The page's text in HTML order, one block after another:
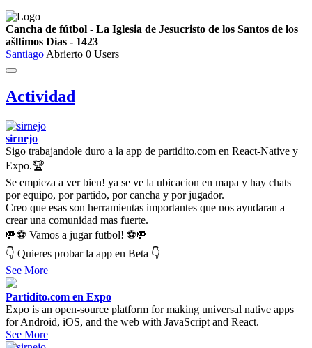
Cancha de fútbol - La Iglesia de Jesucristo de los Santos de los
ašltimos Dias - 1423
Santiago Abrierto 0 Users
Actividad
sirnejo
Sigo trabajandole duro a la app de partidito.com en React-Native y
Expo.🏆
Se empieza a ver bien! ya se ve la ubicacion en mapa y hay chats
por equipo, por partido, por cancha y por jugador.
Creo que esas son herramientas importantes que nos ayudaran a
crear una comunidad mas fuerte.
🥅⚽ Vamos a jugar futbol! ⚽🥅
👇 Quieres probar la app en Beta 👇
See More
Partidito.com en Expo
Expo is an open-source platform for making universal native apps
for Android, iOS, and the web with JavaScript and React.
See More